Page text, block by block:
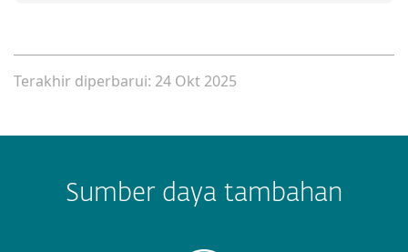
Terakhir diperbarui: 24 Okt 2025
Sumber daya tambahan